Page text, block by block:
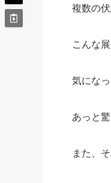
複数の
こんな
気にな
あっと
また、